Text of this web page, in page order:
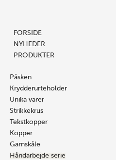
FORSIDE
NYHEDER
PRODUKTER
Påsken
Krydderurteholder
Unika varer
Strikkekrus
Tekstkopper
Kopper
Garnskåle
Håndarbejde serie